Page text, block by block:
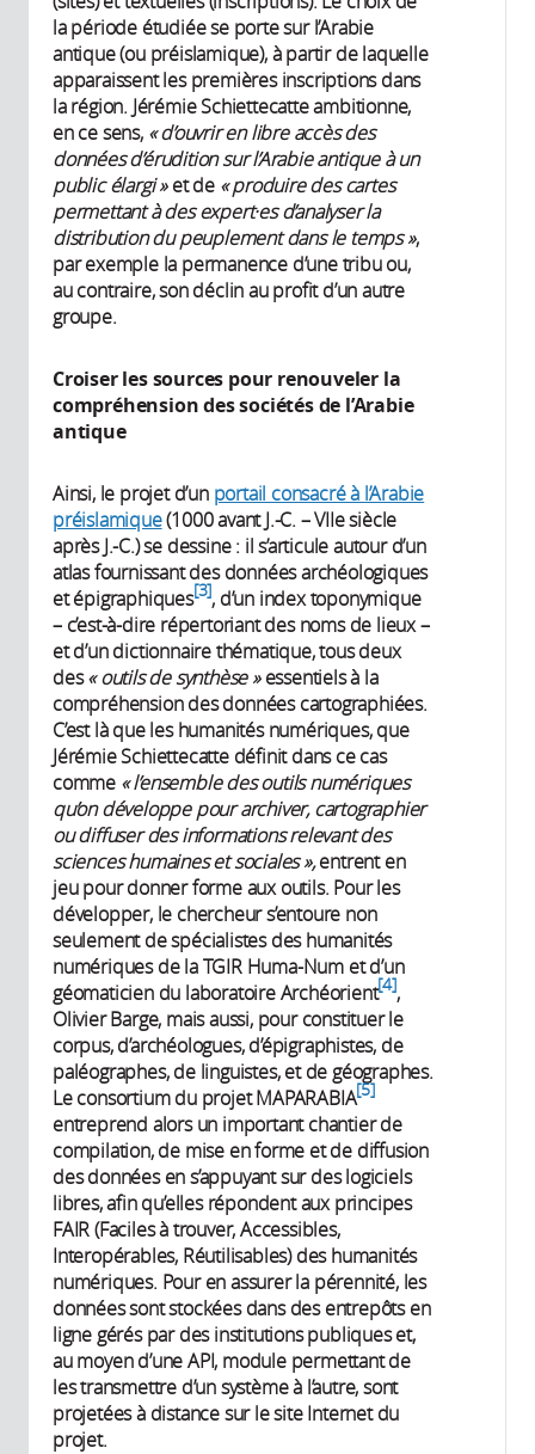
la période étudiée se porte sur l’Arabie
antique (ou préislamique), à partir de laquelle
apparaissent les premières inscriptions dans
la région. Jérémie Schiettecatte ambitionne,
en ce sens, « d’ouvrir en libre accès des
données d’érudition sur l’Arabie antique à un
public élargi »et de « produire des cartes
permettant à des expert·es d’analyser la
distribution du peuplement dans le temps »,
par exemple la permanence d’une tribu ou,
au contraire, son déclin au profit d’un autre
groupe.
Croiser les sources pour renouveler la
compréhension des sociétés de l’Arabie
antique
Ainsi, le projet d’un portail consacré à l’Arabie
préislamique(1000 avant J.-C. – VIIe siècle
après J.-C.) se dessine : il s’articule autour d’un
atlas fournissant des données archéologiques
et épigraphiques 3 , d’un index toponymique
– c’est-à-dire répertoriant des noms de lieux –
et d’un dictionnaire thématique, tous deux
des« outils de synthèse »essentiels à la
compréhension des données cartographiées.
C’est là que les humanités numériques, que
Jérémie Schiettecatte définit dans ce cas
comme « l’ensemble des outils numériques
qu’on développe pour archiver, cartographier
ou diffuser des informations relevant des
sciences humaines et sociales »,entrent en
jeu pour donner forme aux outils. Pour les
développer, le chercheur s’entoure non
seulement de spécialistes des humanités
numériques de la TGIR Huma-Num et d’un
géomaticien du laboratoire Archéorient 4 ,
Olivier Barge, mais aussi, pour constituer le
corpus, d’archéologues, d’épigraphistes, de
paléographes, de linguistes, et de géographes.
Le consortium du projet MAPARABIA 5
entreprend alors un important chantier de
compilation, de mise en forme et de diffusion
des données en s’appuyant sur des logiciels
libres, afin qu’elles répondent aux principes
FAIR (Faciles à trouver, Accessibles,
Interopérables, Réutilisables) des humanités
numériques. Pour en assurer la pérennité, les
données sont stockées dans des entrepôts en
ligne gérés par des institutions publiques et,
au moyen d’une API, module permettant de
les transmettre d’un système à l’autre, sont
projetées à distance sur le site Internet du
projet.